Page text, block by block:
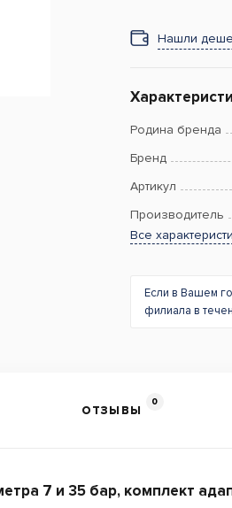
Нашли
Родина бренда
Бренд
Артикул
Производитель
Все
Если в Вашем
филиала в
ОТЗЫВЫ
0
7 и 35 бар, комплект